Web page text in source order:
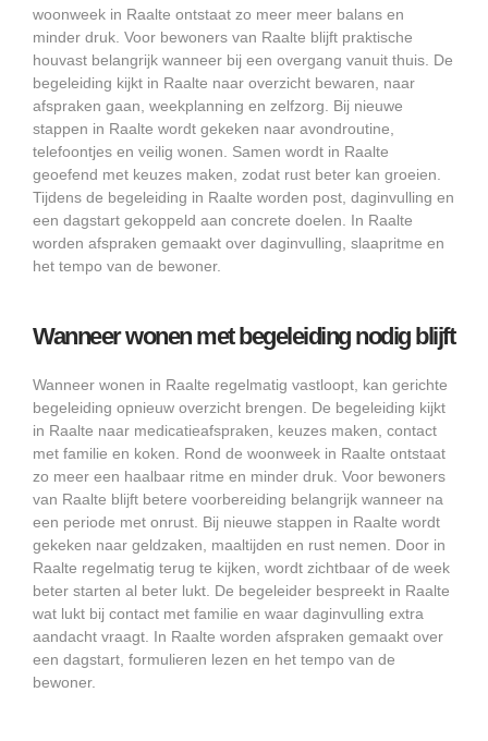
woonweek in Raalte ontstaat zo meer meer balans en
minder druk. Voor bewoners van Raalte blijft praktische
houvast belangrijk wanneer bij een overgang vanuit thuis. De
begeleiding kijkt in Raalte naar overzicht bewaren, naar
afspraken gaan, weekplanning en zelfzorg. Bij nieuwe
stappen in Raalte wordt gekeken naar avondroutine,
telefoontjes en veilig wonen. Samen wordt in Raalte
geoefend met keuzes maken, zodat rust beter kan groeien.
Tijdens de begeleiding in Raalte worden post, daginvulling en
een dagstart gekoppeld aan concrete doelen. In Raalte
worden afspraken gemaakt over daginvulling, slaapritme en
het tempo van de bewoner.
Wanneer wonen met begeleiding nodig blijft
Wanneer wonen in Raalte regelmatig vastloopt, kan gerichte
begeleiding opnieuw overzicht brengen. De begeleiding kijkt
in Raalte naar medicatieafspraken, keuzes maken, contact
met familie en koken. Rond de woonweek in Raalte ontstaat
zo meer een haalbaar ritme en minder druk. Voor bewoners
van Raalte blijft betere voorbereiding belangrijk wanneer na
een periode met onrust. Bij nieuwe stappen in Raalte wordt
gekeken naar geldzaken, maaltijden en rust nemen. Door in
Raalte regelmatig terug te kijken, wordt zichtbaar of de week
beter starten al beter lukt. De begeleider bespreekt in Raalte
wat lukt bij contact met familie en waar daginvulling extra
aandacht vraagt. In Raalte worden afspraken gemaakt over
een dagstart, formulieren lezen en het tempo van de
bewoner.